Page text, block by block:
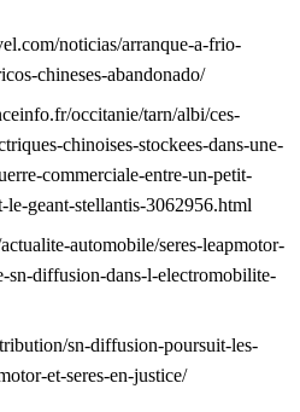
noticias/arranque-a-frio-
chineses-abandonado/
occitanie/tarn/albi/ces-
chinoises-stockees-dans-une-
commerciale-entre-un-petit-
le-geant-stellantis-3062956.html
automobile/seres-leapmotor-
sn-diffusion-dans-l-electromobilite-
sn-diffusion-poursuit-les-
et-seres-en-justice/